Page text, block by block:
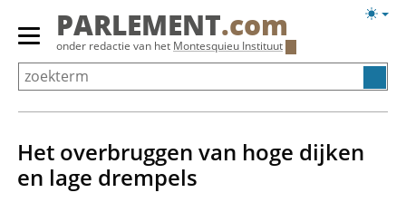
Overslaan
Primair
menu
tonen/verbergen
PARLEMENT.com
onder redactie van het Montesquieu Instituut
Het overbruggen van hoge dijken
en lage drempels